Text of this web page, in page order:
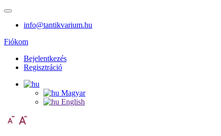
info@tantikvarium.hu
Fiókom
Bejelentkezés
Regisztráció
Magyar
English